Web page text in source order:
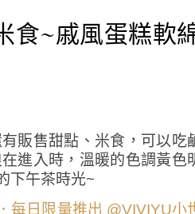
食~戚風蛋糕軟
販售甜點、米食，可以吃
進入時，溫暖的色調黃色
下午茶時光~